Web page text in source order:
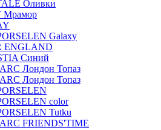
Оливки
Мрамор
Galaxy
ENGLAND
Синий
Лондон Топаз
Лондон Топаз
color
Tutku
FRIENDS'TIME